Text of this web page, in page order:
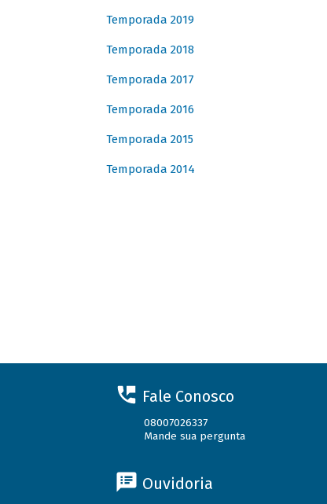
Temporada 2019
Temporada 2018
Temporada 2017
Temporada 2016
Temporada 2015
Temporada 2014
Fale Conosco
08007026337
Mande sua pergunta
Ouvidoria